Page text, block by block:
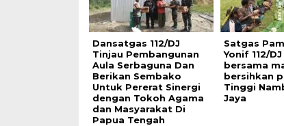
Dansatgas 112/DJ
Tinjau Pembangunan
Aula Serbaguna Dan
Berikan Sembako
Untuk Pererat Sinergi
dengan Tokoh Agama
dan Masyarakat Di
Papua Tengah
Satgas
Yonif 112/
bersama
bersihkan
Tinggi
Jaya